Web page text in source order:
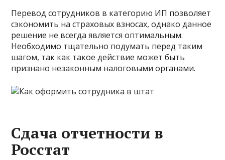
Перевод сотрудников в категорию ИП позволяет
сэкономить на страховых взносах, однако данное
решение не всегда является оптимальным.
Необходимо тщательно подумать перед таким
шагом, так как такое действие может быть
признано незаконным налоговыми органами.
Сдача отчетности в
Росстат